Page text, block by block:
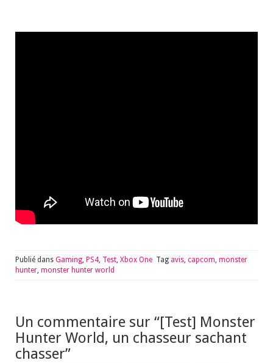
Publié dans Gaming PS4 Test Xbox One Tag avis capcom monster
hunter monster hunter world
Un commentaire sur “[Test] Monster
Hunter World, un chasseur sachant
chasser”